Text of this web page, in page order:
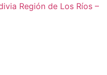
Región de Los Ríos –